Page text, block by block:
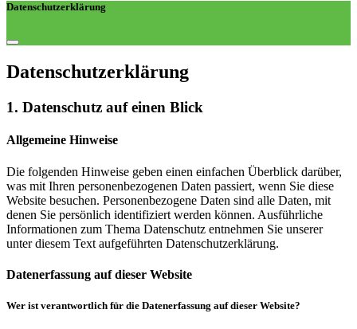
Datenschutzerklärung
Datenschutz­erklärung
1. Datenschutz auf einen Blick
Allgemeine Hinweise
Die folgenden Hinweise geben einen einfachen Überblick darüber,
was mit Ihren personenbezogenen Daten passiert, wenn Sie diese
Website besuchen. Personenbezogene Daten sind alle Daten, mit
denen Sie persönlich identifiziert werden können. Ausführliche
Informationen zum Thema Datenschutz entnehmen Sie unserer
unter diesem Text aufgeführten Datenschutzerklärung.
Datenerfassung auf dieser Website
Wer ist verantwortlich für die Datenerfassung auf dieser Website?